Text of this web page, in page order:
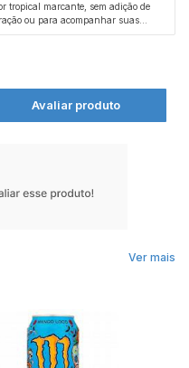
tropical marcante, sem adição de
ou para acompanhar suas
Avaliar produto
Ver mais